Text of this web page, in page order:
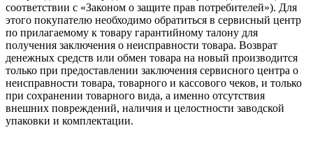
соответствии с «Законом о защите прав потребителей»). Для
этого покупателю необходимо обратиться в сервисный центр
по прилагаемому к товару гарантийному талону для
получения заключения о неисправности товара. Возврат
денежных средств или обмен товара на новый производится
только при предоставлении заключения сервисного центра о
неисправности товара, товарного и кассового чеков, и только
при сохранении товарного вида, а именно отсутствия
внешних повреждений, наличия и целостности заводской
упаковки и комплектации.